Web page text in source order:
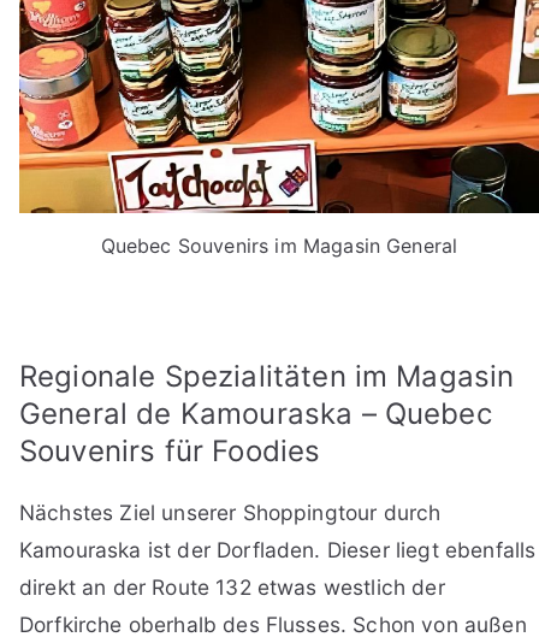
Quebec Souvenirs im Magasin General
Regionale Spezialitäten im Magasin
General de Kamouraska – Quebec
Souvenirs für Foodies
Nächstes Ziel unserer Shoppingtour durch
Kamouraska ist der Dorfladen. Dieser liegt ebenfalls
direkt an der Route 132 etwas westlich der
Dorfkirche oberhalb des Flusses. Schon von außen